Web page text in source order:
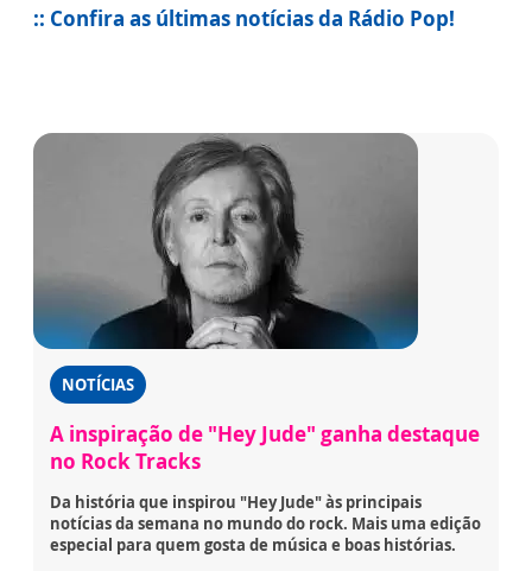
:: Confira as últimas notícias da Rádio Pop!
NOTÍCIAS
A inspiração de "Hey Jude" ganha destaque
no Rock Tracks
Da história que inspirou "Hey Jude" às principais
notícias da semana no mundo do rock. Mais uma edição
especial para quem gosta de música e boas histórias.